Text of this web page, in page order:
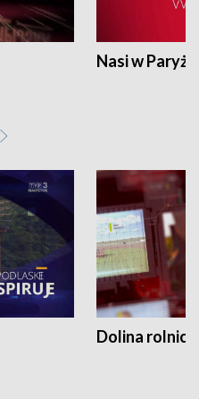
Nasi w Paryżu
Dolina